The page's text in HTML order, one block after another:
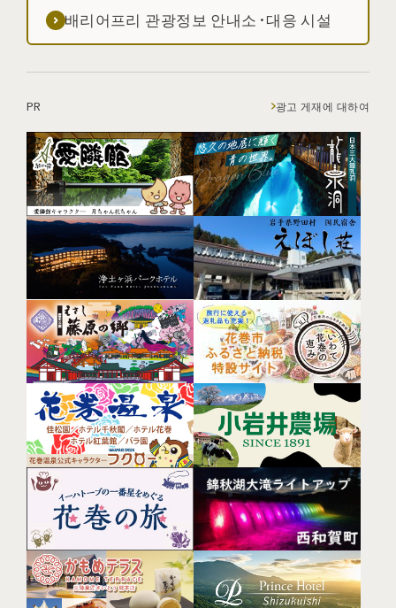
배리어프리 관광정보 안내소·대응 시설
PR 광고 게재에 대하여